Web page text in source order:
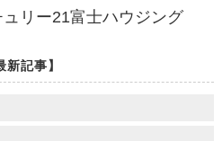
リー21富士ハウジング
新記事】